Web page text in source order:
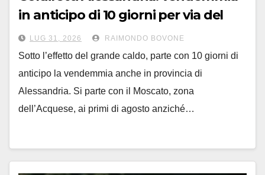
in anticipo di 10 giorni per via del
caldo
LUG 31, 2026 RAIMONDO BOVONE
Sotto l’effetto del grande caldo, parte con 10 giorni di
anticipo la vendemmia anche in provincia di
Alessandria. Si parte con il Moscato, zona
dell’Acquese, ai primi di agosto anziché…